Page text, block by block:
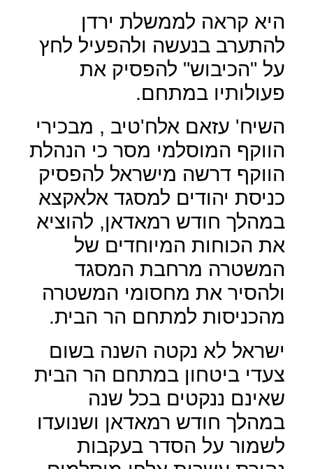
היא קראה לממשלת ירדן
להתערב בנעשה ולהפעיל לחץ
על "הכיבוש" להפסיק את
פעולותיו במתחם.
השיח' עזאם אלח'טיב , מבכירי
הווקף המוסלמי מסר כי הנהלת
הווקף דרשה מישראל להפסיק
כניסת יהודים למסגד אלאקצא
במהלך חודש רמאדאן, להוציא
את הכוחות המיוחדים של
המשטרה מרחבת המסגד
ולהסיר את מחסומי המשטרה
מהכניסות למתחם הר הבית.
ישראל לא נקטה השנה בשום
צעדי ביטחון במתחם הר הבית
שאינם ננקטים בכל שנה
במהלך חודש רמאדאן ושנועדו
לשמור על הסדר בעקבות